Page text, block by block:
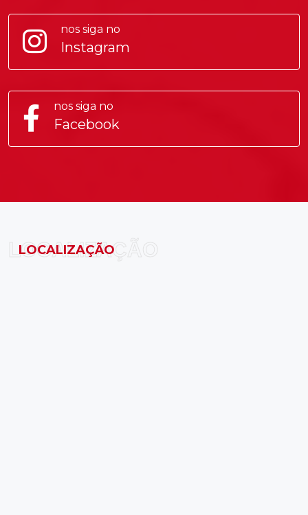
nos siga no
Instagram
nos siga no
Facebook
LOCALIZAÇÃO
LOCALIZAÇÃO